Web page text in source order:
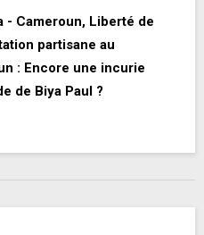
- Cameroun, Liberté de
partisane au
: Encore une incurie
de Biya Paul ?